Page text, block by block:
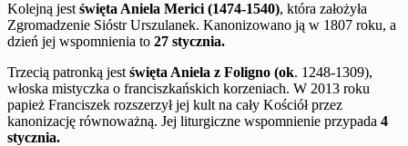
Kolejną jest święta Aniela Merici (1474-1540), która założyła
Zgromadzenie Sióstr Urszulanek. Kanonizowano ją w 1807 roku, a
dzień jej wspomnienia to 27 stycznia.
Trzecią patronką jest święta Aniela z Foligno (ok. 1248-1309),
włoska mistyczka o franciszkańskich korzeniach. W 2013 roku
papież Franciszek rozszerzył jej kult na cały Kościół przez
kanonizację równoważną. Jej liturgiczne wspomnienie przypada 4
stycznia.